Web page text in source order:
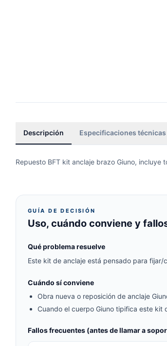
Descripción Especificaciones técnicas
Repuesto BFT kit anclaje brazo Giuno,
GUÍA DE DECISIÓN
Uso, cuándo conviene y
Qué problema resuelve
Este kit de anclaje está pensado para
Cuándo sí conviene
Obra nueva o reposición de anclaje
Cuando el cuerpo Giuno tipifica este kit
Fallos frecuentes (antes de llamar a